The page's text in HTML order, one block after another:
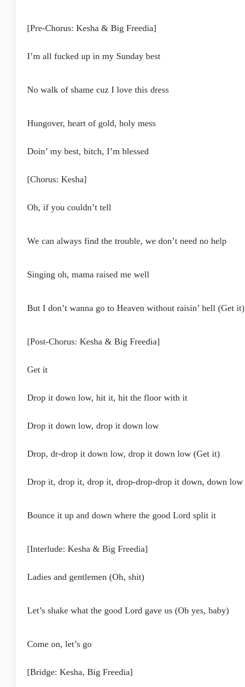
[Pre-Chorus: Kesha & Big Freedia]
I’m all fucked up in my Sunday best
No walk of shame cuz I love this dress
Hungover, heart of gold, holy mess
Doin’ my best, bitch, I’m blessed
[Chorus: Kesha]
Oh, if you couldn’t tell
We can always find the trouble, we don’t need no help
Singing oh, mama raised me well
But I don’t wanna go to Heaven without raisin’ hell (Get it)
[Post-Chorus: Kesha & Big Freedia]
Get it
Drop it down low, hit it, hit the floor with it
Drop it down low, drop it down low
Drop, dr-drop it down low, drop it down low (Get it)
Drop it, drop it, drop it, drop-drop-drop it down, down low
Bounce it up and down where the good Lord split it
[Interlude: Kesha & Big Freedia]
Ladies and gentlemen (Oh, shit)
Let’s shake what the good Lord gave us (Oh yes, baby)
Come on, let’s go
[Bridge: Kesha, Big Freedia]